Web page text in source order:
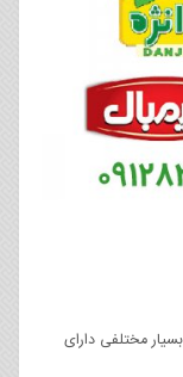
مختلفی دارای